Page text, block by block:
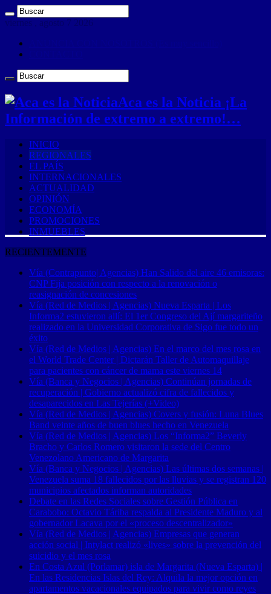
viernes , agosto 7 2026
Aca es la Noticia ¡La
Información de extremo a extremo!…
INICIO
REGIONALES
EL PAÍS
INTERNACIONALES
ACTUALIDAD
OPINIÓN
ECONOMÍA
PROMOCIONES
INMUEBLES
RECIENTEMENTE
Vía (Contrapunto| Agencias) Han Salido del aire 46 emisoras:
CNP Fija posición con respecto a la renovación o
reasignación de concesiones
Vía (Red de Medios | Agencias) Nueva Esparta | Los
Informa2 estuvieron allí: El 1er Congreso del Ají margariteño
realizado en la Universidad Corporativa de Sigo fue todo un
éxito
Vía (Red de Medios | Agencias) En el marco del mes rosa en
el World Trade Center | Dictarán Taller de Automaquillaje
para pacientes con cáncer de mama este viernes 14
Vía (Banca y Negocios | Agencias) Continúan jornadas de
recuperación | Gobierno actualizó cifra de fallecidos y
desaparecidos en Las Tejerías (+Video)
Vía (Red de Medios | Agencias) Covers y fusión: Luna Blues
Band veinte años de buen blues hecho en Venezuela
Vía (Red de Medios | Agencias) Los “Informa2” Beverly
Bracho y Carlos Romero visitaron la sede del Centro
Venezolano Americano de Margarita
Vía (Banca y Negocios | Agencias) Las últimas dos semanas |
Venezuela suma 18 fallecidos por las lluvias y se registran 120
municipios afectados informan autoridades
Debate en las Redes Sociales sobre Gestión Pública en
Carabobo: Octavio Táriba respalda al Presidente Maduro y al
gobernador Lacava por el «proceso descentralizador»
Vía (Red de Medios | Agencias) Empresas que generan
acción social | Intylact realizó «lives» sobre la prevención del
suicidio y el mes rosa
En Costa Azul (Porlamar) isla de Margarita (Nueva Esparta) |
En las Residencias Islas del Rey: Alquila la mejor opción en
apartamentos vacacionales equipados para vivir como reyes